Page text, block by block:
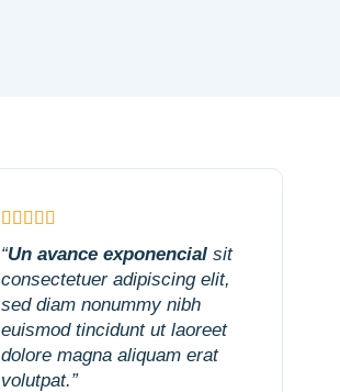
“Un avance exponencialsit
consectetuer adipiscing elit,
sed diam nonummy nibh
euismod tincidunt ut laoreet
dolore magna aliquam erat
volutpat.”